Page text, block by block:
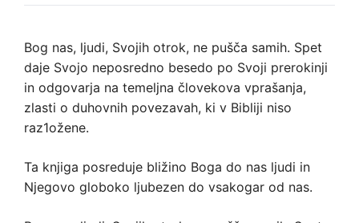
Bog nas, ljudi, Svojih otrok, ne pušča samih. Spet
daje Svojo neposredno besedo po Svoji prerokinji
in odgovarja na temeljna človekova vprašanja,
zlasti o duhovnih povezavah, ki v Bibliji niso
raz1ožene.
Ta knjiga posreduje bližino Boga do nas ljudi in
Njegovo globoko ljubezen do vsakogar od nas.